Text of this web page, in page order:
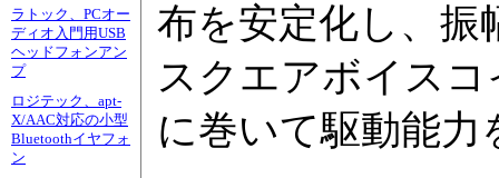
ラトック、PCオー
ディオ入門用USB
ヘッドフォンアン
プ
ロジテック、apt-
X/AAC対応の小型
Bluetoothイヤフォ
ン
布を安定化し、振
スクエアボイス
に巻いて駆動能力